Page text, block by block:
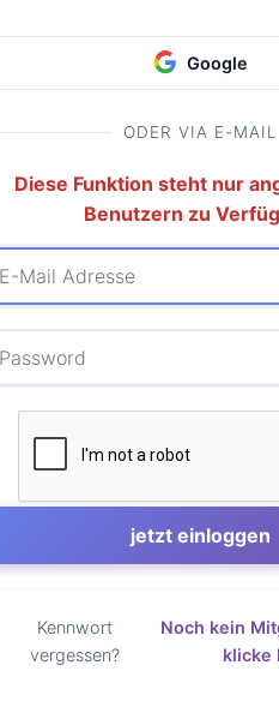
Google
ODER VIA E-MAIL
Diese Funktion steht nur
Benutzern zu
Kennwort
vergessen?
Noch kein
klicke